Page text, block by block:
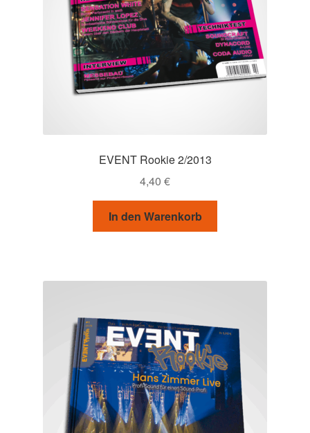
EVENT Rookie 2/2013
4,40 €
In den Warenkorb